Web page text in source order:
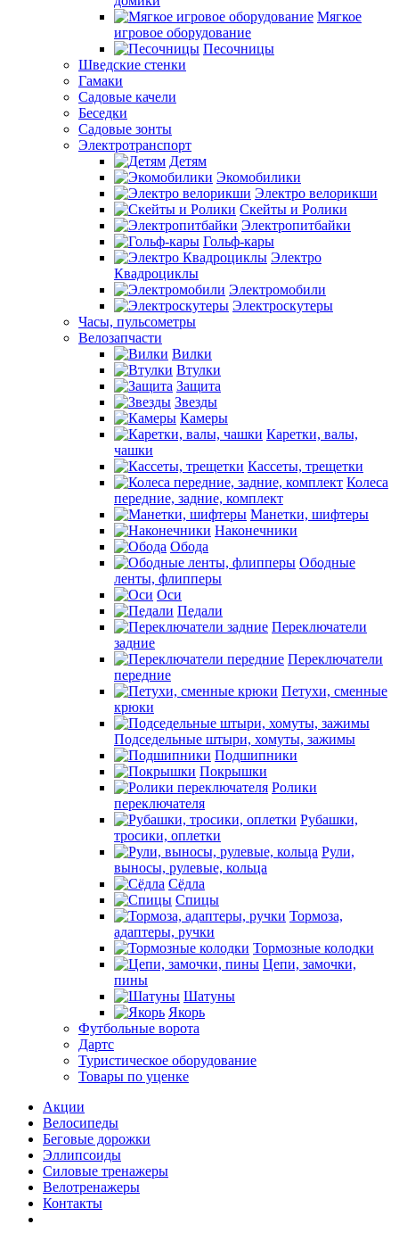
Мягкое
игровое оборудование
Песочницы
Шведские стенки
Гамаки
Садовые качели
Беседки
Садовые зонты
Электротранспорт
Детям
Экомобилики
Электро велорикши
Скейты и Ролики
Электропитбайки
Гольф-кары
Электро
Квадроциклы
Электромобили
Электроскутеры
Часы, пульсометры
Велозапчасти
Вилки
Втулки
Защита
Звезды
Камеры
Каретки, валы,
чашки
Кассеты, трещетки
Колеса
передние, задние, комплект
Манетки, шифтеры
Наконечники
Обода
Ободные
ленты, флипперы
Оси
Педали
Переключатели
задние
Переключатели
передние
Петухи, сменные
крюки
Подседельные штыри, хомуты, зажимы
Подшипники
Покрышки
Ролики
переключателя
Рубашки,
тросики, оплетки
Рули,
выносы, рулевые, кольца
Сёдла
Спицы
Тормоза,
адаптеры, ручки
Тормозные колодки
Цепи, замочки,
пины
Шатуны
Якорь
Футбольные ворота
Дартс
Туристическое оборудование
Товары по уценке
Акции
Велосипеды
Беговые дорожки
Эллипсоиды
Силовые тренажеры
Велотренажеры
Контакты